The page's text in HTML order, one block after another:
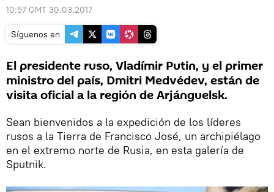
10:57 GMT 30.03.2017
Síguenos en
El presidente ruso, Vladímir Putin, y el primer
ministro del país, Dmitri Medvédev, están de
visita oficial a la región de Arjánguelsk.
Sean bienvenidos a la expedición de los líderes
rusos a la Tierra de Francisco José, un archipiélago
en el extremo norte de Rusia, en esta galería de
Sputnik.